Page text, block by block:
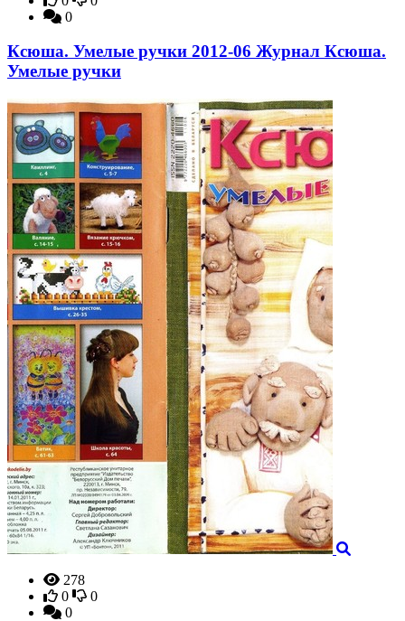
0
Ксюша. Умелые ручки 2012-06 Журнал Ксюша.
Умелые ручки
278
0
0
0